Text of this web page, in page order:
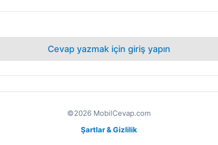
Cevap yazmak için giriş yapın
©2026 MobilCevap.com
Şartlar & Gizlilik